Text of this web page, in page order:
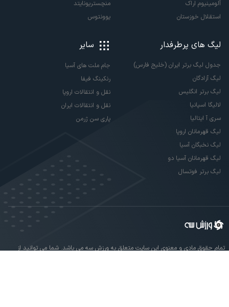
آلومینیوم اراک
استقلال خوزستان
منچستریونایتد
یوونتوس
لیگ های پرطرفدار
جدول لیگ برتر ایران (خلیج فارس)
لیگ آزادگان
لیگ برتر انگلیس
لالیگا اسپانیا
سری آ ایتالیا
لیگ قهرمانان اروپا
لیگ نخبگان آسیا
لیگ قهرمانان آسیا دو
لیگ برتر فوتسال
سایر
جام ملت های آسیا
رنکینگ فیفا
نقل و انتقالات اروپا
نقل و انتقالات ایران
پاری سن ژرمن
تمام حقوق مادی و معنوی این سایت متعلق به ورزش سه می باشد. شما می توانید از